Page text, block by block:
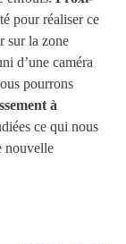
pour réaliser ce
sur la zone
d’une caméra
pourrons
à
ce qui nous
nouvelle